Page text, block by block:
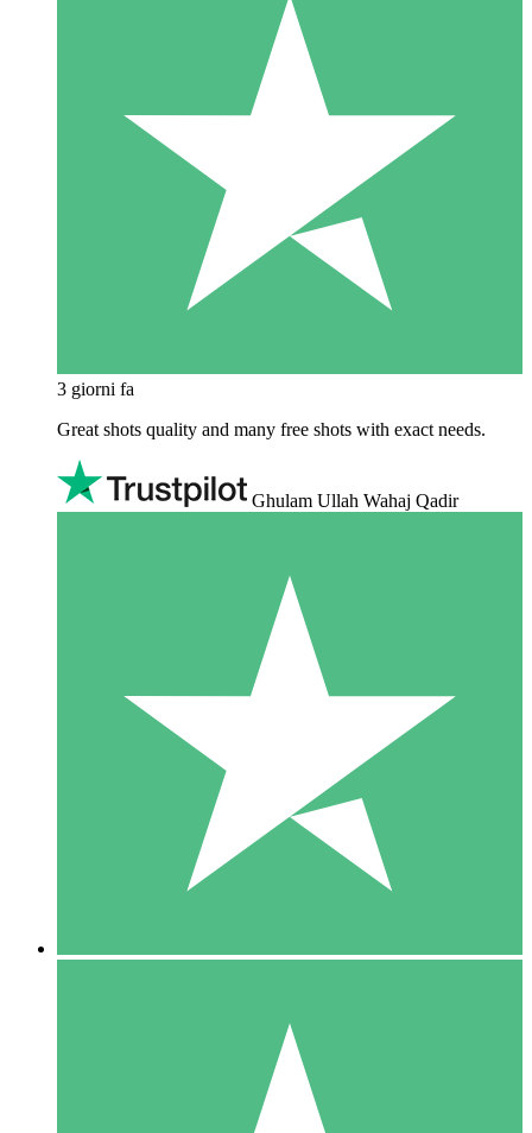
3 giorni fa
Great shots quality and many free shots with exact needs.
Ghulam Ullah Wahaj Qadir